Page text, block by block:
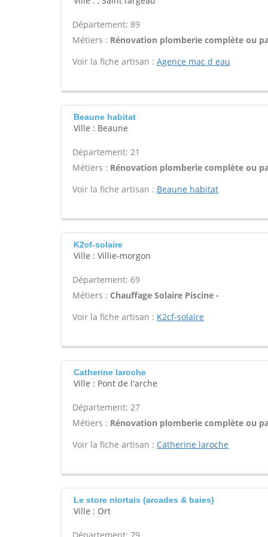
Département: 89
Métiers : Rénovation plomberie complète ou
Voir la fiche artisan : Agence mac d eau
Beaune habitat
Ville : Beaune
Département: 21
Métiers : Rénovation plomberie complète ou
Voir la fiche artisan : Beaune habitat
K2cf-solaire
Ville : Villie-morgon
Département: 69
Métiers : Chauffage Solaire Piscine -
Voir la fiche artisan : K2cf-solaire
Catherine laroche
Ville : Pont de l'arche
Département: 27
Métiers : Rénovation plomberie complète ou
Voir la fiche artisan : Catherine laroche
Le store niortais (arcades & baies)
Ville : Ort